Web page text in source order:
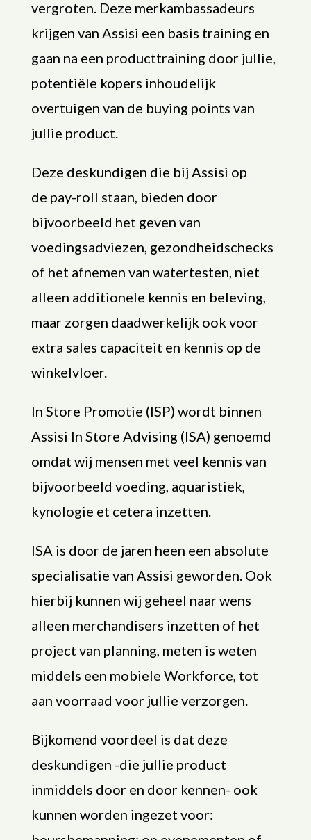
vergroten. Deze merkambassadeurs
krijgen van Assisi een basis training en
gaan na een producttraining door jullie,
potentiële kopers inhoudelijk
overtuigen van de buying points van
jullie product.
Deze deskundigen die bij Assisi op
de pay-roll staan, bieden door
bijvoorbeeld het geven van
voedingsadviezen, gezondheidschecks
of het afnemen van watertesten, niet
alleen additionele kennis en beleving,
maar zorgen daadwerkelijk ook voor
extra sales capaciteit en kennis op de
winkelvloer.
In Store Promotie (ISP) wordt binnen
Assisi In Store Advising (ISA) genoemd
omdat wij mensen met veel kennis van
bijvoorbeeld voeding, aquaristiek,
kynologie et cetera inzetten.
ISA is door de jaren heen een absolute
specialisatie van Assisi geworden. Ook
hierbij kunnen wij geheel naar wens
alleen merchandisers inzetten of het
project van planning, meten is weten
middels een mobiele Workforce, tot
aan voorraad voor jullie verzorgen.
Bijkomend voordeel is dat deze
deskundigen -die jullie product
inmiddels door en door kennen- ook
kunnen worden ingezet voor: